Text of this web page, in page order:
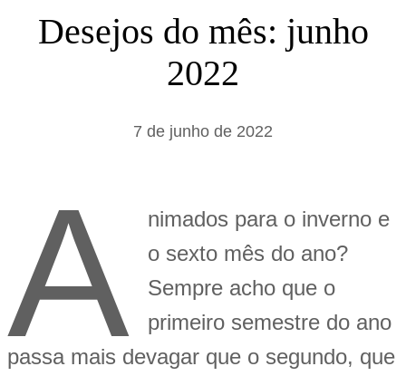
a
Desejos do mês: junho
2022
7 de junho de 2022
A
nimados para o inverno e
o sexto mês do ano?
Sempre acho que o
primeiro semestre do ano
passa mais devagar que o segundo, que